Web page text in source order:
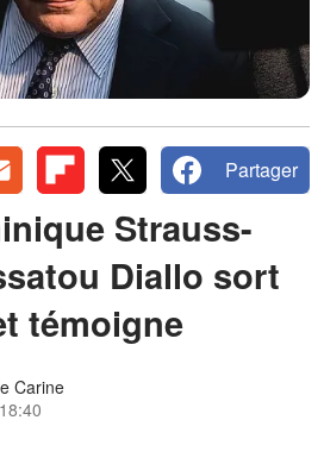
Partager
Strauss-
Diallo sort
témoigne
Carine
18:40